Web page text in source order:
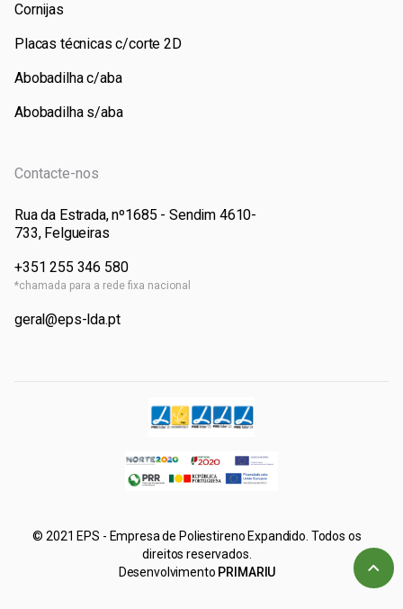
Cornijas
Placas técnicas c/corte 2D
Abobadilha c/aba
Abobadilha s/aba
Contacte-nos
Rua da Estrada, nº1685 - Sendim 4610-
733, Felgueiras
+351 255 346 580
*chamada para a rede fixa nacional
geral@eps-lda.pt
© 2021 EPS - Empresa de Poliestireno Expandido. Todos os
direitos reservados.
Desenvolvimento PRIMARIU